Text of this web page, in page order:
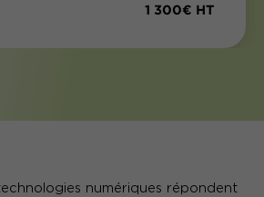
1 300€ HT
numériques répondent